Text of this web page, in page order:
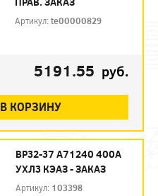
Артикул:te00000829
5191.55 руб.
В КОРЗИНУ
ВР32-37 А71240 400А
УХЛ3 КЭАЗ - ЗАКАЗ
Артикул: 103398